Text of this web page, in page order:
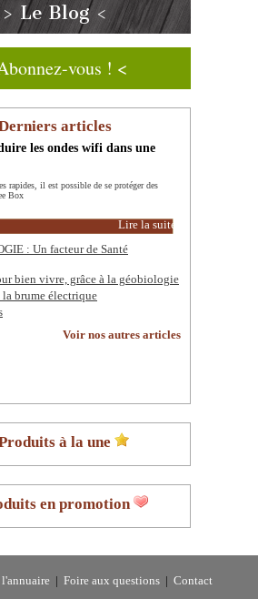
> Le Blog <
vous ! <
articles
les ondes wifi dans une
rapides, il est possible de se protéger des
Box
Lire la suite
: Un facteur de Santé
bien vivre, grâce à la géobiologie
brume électrique
Voir nos autres articles
à la une
en promotion
Foire aux questions
Contact